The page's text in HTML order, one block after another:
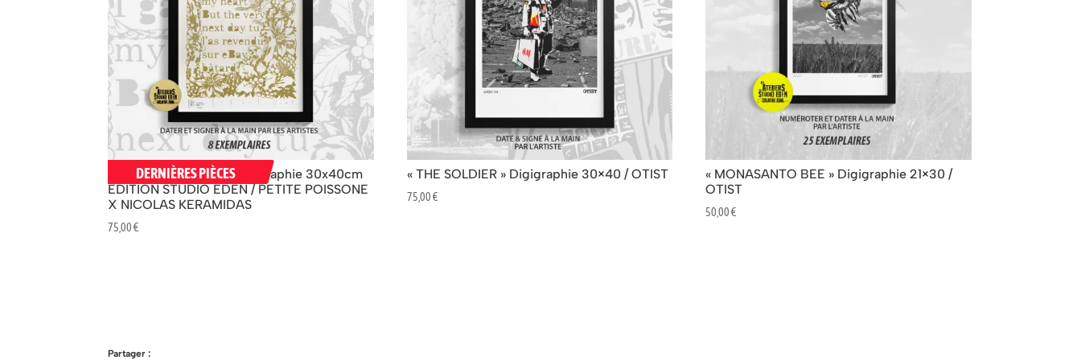
DERNIÈRES PIÈCES
« LAST CHRISTMAS » Sérigraphie 30x40cm
ÉDITION STUDIO EDEN / PETITE POISSONE
X NICOLAS KERAMIDAS
75,00€
« THE SOLDIER » Digigraphie 30×40 / OTIST
75,00€
« MONASANTO BEE » Digigraphie 21×30 /
OTIST
50,00€
Partager :